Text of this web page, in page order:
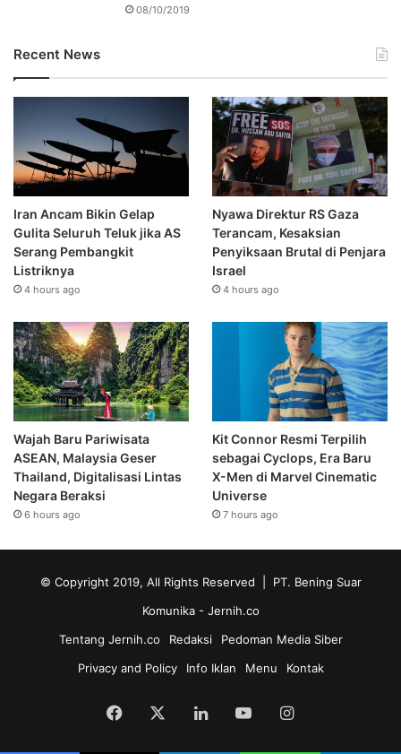
08/10/2019
Recent News
Iran Ancam Bikin Gelap
Gulita Seluruh Teluk jika AS
Serang Pembangkit
Listriknya
4 hours ago
Nyawa Direktur RS Gaza
Terancam, Kesaksian
Penyiksaan Brutal di Penjara
Israel
4 hours ago
Wajah Baru Pariwisata
ASEAN, Malaysia Geser
Thailand, Digitalisasi Lintas
Negara Beraksi
6 hours ago
Kit Connor Resmi Terpilih
sebagai Cyclops, Era Baru
X-Men di Marvel Cinematic
Universe
7 hours ago
© Copyright 2019, All Rights Reserved | PT. Bening Suar
Komunika - Jernih.co
Tentang Jernih.co
Redaksi
Pedoman Media Siber
Privacy and Policy
Info Iklan Menu Kontak
Facebook LinkedInYouTubeInstagram